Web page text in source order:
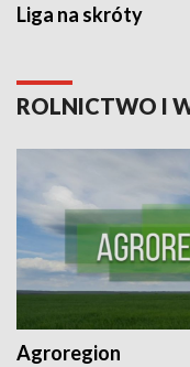
Liga na skróty
ROLNICTWO I
Agroregion